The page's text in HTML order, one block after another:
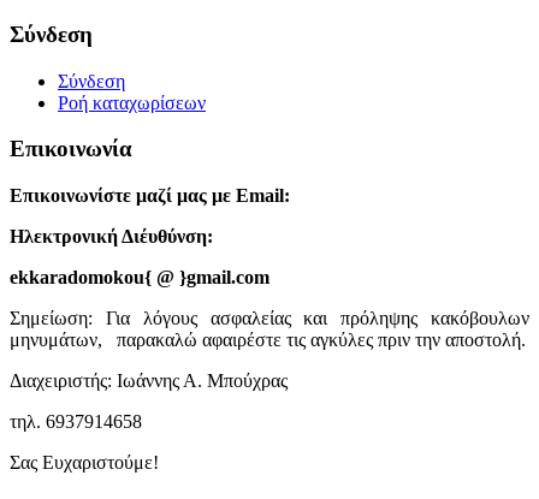
Σύνδεση
Σύνδεση
Ροή καταχωρίσεων
Επικοινωνία
Επικοινωνίστε μαζί μας με Email:
Ηλεκτρονική Διέυθύνση:
ekkaradomokou{ @ }gmail.com
Σημείωση: Για λόγους ασφαλείας και πρόληψης κακόβουλων
μηνυμάτων, παρακαλώ αφαιρέστε τις αγκύλες πριν την αποστολή.
Διαχειριστής: Ιωάννης Α. Μπούχρας
τηλ. 6937914658
Σας Ευχαριστούμε!